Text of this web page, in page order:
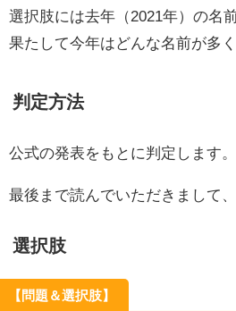
選択肢には去年（2021年）の名
果たして今年はどんな名前が多
判定方法
公式の発表をもとに判定します。
最後まで読んでいただきまして
選択肢
【問題＆選択肢】